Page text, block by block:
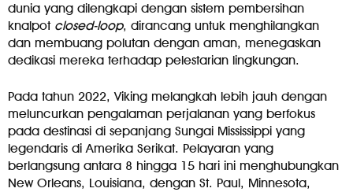
dunia yang dilengkapi dengan sistem pembersihan
knalpot closed-loop, dirancang untuk menghilangkan
dan membuang polutan dengan aman, menegaskan
dedikasi mereka terhadap pelestarian lingkungan.
Pada tahun 2022, Viking melangkah lebih jauh dengan
meluncurkan pengalaman perjalanan yang berfokus
pada destinasi di sepanjang Sungai Mississippi yang
legendaris di Amerika Serikat. Pelayaran yang
berlangsung antara 8 hingga 15 hari ini menghubungkan
New Orleans, Louisiana, dengan St. Paul, Minnesota,